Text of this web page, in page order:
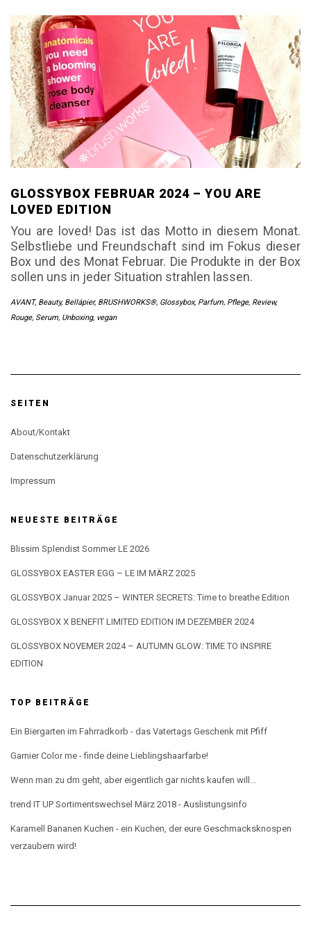
GLOSSYBOX FEBRUAR 2024 – YOU ARE
LOVED EDITION
You are loved! Das ist das Motto in diesem Monat.
Selbstliebe und Freundschaft sind im Fokus dieser
Box und des Monat Februar. Die Produkte in der Box
sollen uns in jeder Situation strahlen lassen.
AVANT, Beauty, Bellápier, BRUSHWORKS®, Glossybox, Parfum, Pflege, Review,
Rouge, Serum, Unboxing, vegan
SEITEN
About/Kontakt
Datenschutzerklärung
Impressum
NEUESTE BEITRÄGE
Blissim Splendist Sommer LE 2026
GLOSSYBOX EASTER EGG – LE IM MÄRZ 2025
GLOSSYBOX Januar 2025 – WINTER SECRETS: Time to breathe Edition
GLOSSYBOX X BENEFIT LIMITED EDITION IM DEZEMBER 2024
GLOSSYBOX NOVEMER 2024 – AUTUMN GLOW: TIME TO INSPIRE
EDITION
TOP BEITRÄGE
Ein Biergarten im Fahrradkorb - das Vatertags Geschenk mit Pfiff
Garnier Color me - finde deine Lieblingshaarfarbe!
Wenn man zu dm geht, aber eigentlich gar nichts kaufen will...
trend IT UP Sortimentswechsel März 2018 - Auslistungsinfo
Karamell Bananen Kuchen - ein Kuchen, der eure Geschmacksknospen
verzaubern wird!